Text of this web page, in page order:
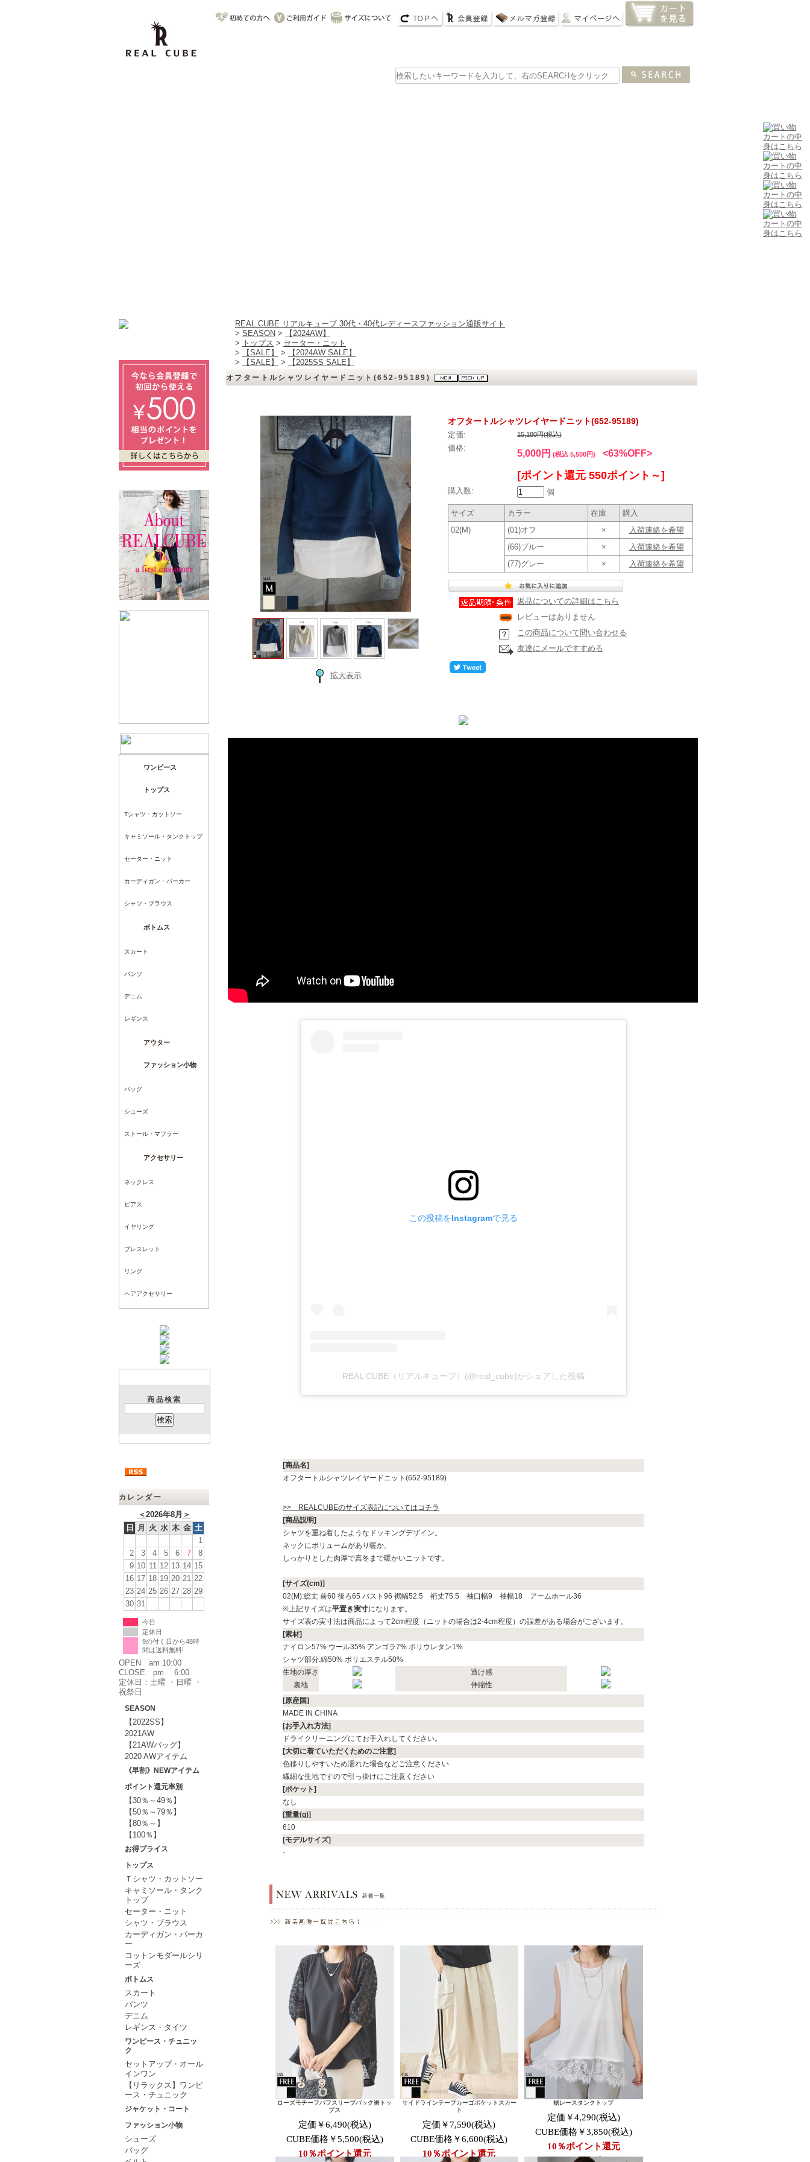
ワンピース
トップス
Tシャツ・カットソー
キャミソール・タンクトップ
セーター・ニット
カーディガン・パーカー
シャツ・ブラウス
ボトムス
スカート
パンツ
デニム
レギンス
アウター
ファッション小物
バッグ
シューズ
ストール・マフラー
アクセサリー
ネックレス
ピアス
イヤリング
ブレスレット
リング
ヘアアクセサリー
商品検索
カレンダー
＜2026年8月 ＞
日
月 火 水 木 金 土
1
2
3 4 5 6 7
8
9 10 11 12 13 14 15
16 17 18 19 20 21 22
23 24 25 26 27 28 29
30 31
今日
定休日
9の付く日から48時
間は送料無料!
OPEN am 10:00
CLOSE pm 6:00
定休日：土曜 ・日曜 ・
祝祭日
SEASON
【2022SS】
2021AW
【21AWバッグ】
2020 AWアイテム
《早割》NEWアイテム
ポイント還元率別
【30％～49％】
【50％～79％】
【80％～】
【100％】
お得プライス
トップス
Ｔシャツ・カットソー
キャミソール・タンク
トップ
セーター・ニット
シャツ・ブラウス
カーディガン・パーカ
ー
コットンモダールシリ
ーズ
ボトムス
スカート
パンツ
デニム
レギンス・タイツ
ワンピース・チュニッ
ク
セットアップ・オール
インワン
【リラックス】ワンピ
ース・チュニック
ジャケット・コート
ファッション小物
シューズ
バッグ
REAL CUBE リアルキューブ 30代・40代レディースファッション通販サイト
> SEASON >
【2024AW】
> トップス > セーター・ニット
>
【SALE】 >
【2024AW SALE】
>
【SALE】 > 【2025SS SALE】
オフタートルシャツレイヤードニット(652-95189)
拡大表示
オフタートルシャツレイヤードニット(652-95189)
定価: 15,180円(税込)
価格:
5,000円 (税込 5,500円) <63%OFF>
[ポイント還元 550ポイント～]
購入数: 個
サイズ カラー 在庫
購入
02(M)
(01)オフ ×
入荷連絡を希望
(66)ブルー
×
入荷連絡を希望
(77)グレー
× 入荷連絡を希望
返品についての詳細はこちら
レビューはありません
この商品について問い合わせる
友達にメールですすめる
この投稿をInstagramで見る
REAL CUBE（リアルキューブ）(@real_cube)がシェアした投稿
[商品名]
オフタートルシャツレイヤードニット(652-95189)
>> REALCUBEのサイズ表記についてはコチラ
[商品説明]
シャツを重ね着したようなドッキングデザイン。
ネックにボリュームがあり暖か。
しっかりとした肉厚で真冬まで暖かいニットです。
[サイズ(cm)]
02(M):総丈 前60 後ろ65 バスト96 裾幅52.5 裄丈75.5 袖口幅9 袖幅18 アームホール36
※上記サイズは平置き実寸になります。
サイズ表の実寸法は商品によって2cm程度（ニットの場合は2-4cm程度）の誤差がある場合がございます。
[素材]
ナイロン57% ウール35% アンゴラ7% ポリウレタン1%
シャツ部分:綿50% ポリエステル50%
生地の厚さ
透け感
裏地
伸縮性
[原産国]
MADE IN CHINA
[お手入れ方法]
ドライクリーニングにてお手入れしてください。
[大切に着ていただくためのご注意]
色移りしやすいため濡れた場合などご注意ください
繊細な生地ですので引っ掛けにご注意ください
[ポケット]
なし
[重量(g)]
610
[モデルサイズ]
-